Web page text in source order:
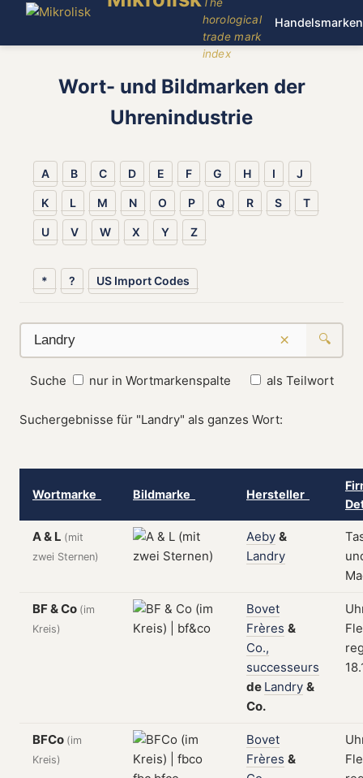
horological
trade mark
index
Handelsmarken
Wort- und Bildmarken der
Uhrenindustrie
A B C D E F G H I J
K L M N O P Q R S T
U V W X Y Z
* ? US Import Codes
× 🔍
Suche nur in Wortmarkenspalte als Teilwort
Suchergebnisse für "Landry" als ganzes Wort:
Wortmarke Bildmarke Hersteller
A & L (mit
zwei Sternen)
Aeby &
Landry
BF & Co (im
Kreis)
Bovet
Frères &
Co.,
successeurs
de Landry &
Co.
BFCo (im
Kreis)
Bovet
Frères &